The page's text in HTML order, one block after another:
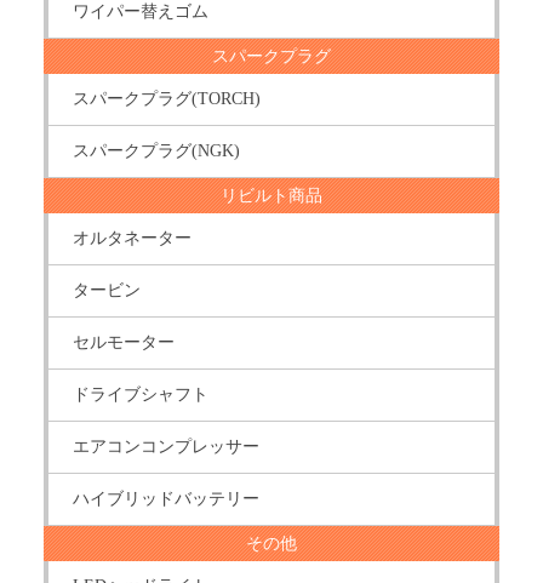
ワイパー替えゴム
スパークプラグ
スパークプラグ(TORCH)
スパークプラグ(NGK)
リビルト商品
オルタネーター
タービン
セルモーター
ドライブシャフト
エアコンコンプレッサー
ハイブリッドバッテリー
その他